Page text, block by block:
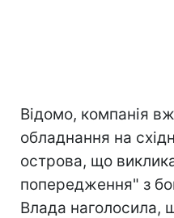
Відомо, компанія
обладнання на
острова, що
попередження" з
Влада наголосила,